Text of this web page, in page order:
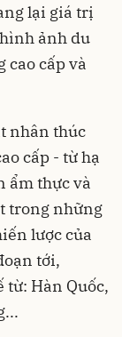
lại giá trị
ảnh du
cấp và
nhân thúc
cấp - từ hạ
ẩm thực và
trong những
lược của
tới,
Hàn Quốc,